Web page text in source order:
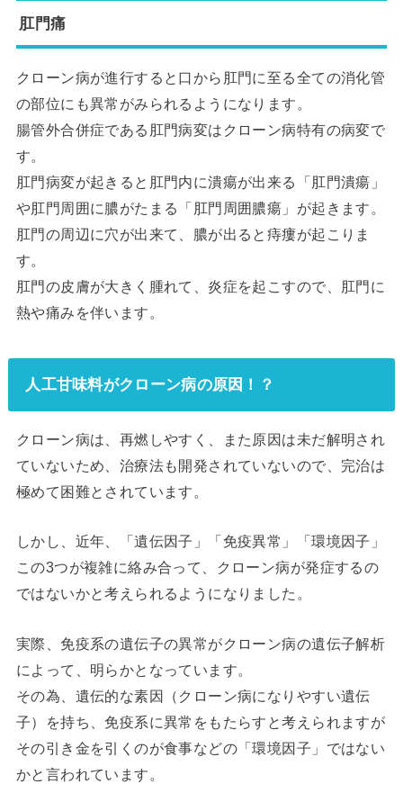
肛門痛
クローン病が進行すると口から肛門に至る全ての消化管
の部位にも異常がみられるようになります。
腸管外合併症である肛門病変はクローン病特有の病変で
す。
肛門病変が起きると肛門内に潰瘍が出来る「肛門潰瘍」
や肛門周囲に膿がたまる「肛門周囲膿瘍」が起きます。
肛門の周辺に穴が出来て、膿が出ると痔瘻が起こりま
す。
肛門の皮膚が大きく腫れて、炎症を起こすので、肛門に
熱や痛みを伴います。
人工甘味料がクローン病の原因！？
クローン病は、再燃しやすく、また原因は未だ解明され
ていないため、治療法も開発されていないので、完治は
極めて困難とされています。
しかし、近年、「遺伝因子」「免疫異常」「環境因子」
この3つが複雑に絡み合って、クローン病が発症するの
ではないかと考えられるようになりました。
実際、免疫系の遺伝子の異常がクローン病の遺伝子解析
によって、明らかとなっています。
その為、遺伝的な素因（クローン病になりやすい遺伝
子）を持ち、免疫系に異常をもたらすと考えられますが
その引き金を引くのが食事などの「環境因子」ではない
かと言われています。